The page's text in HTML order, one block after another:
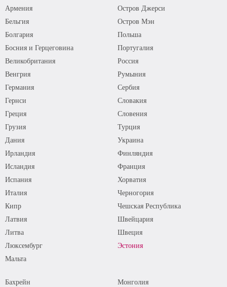
Армения
Бельгия
Болгария
Босния и Герцеговина
Великобритания
Венгрия
Германия
Гернси
Греция
Грузия
Дания
Ирландия
Исландия
Испания
Италия
Кипр
Латвия
Литва
Люксембург
Мальта
Остров Джерси
Остров Мэн
Польша
Португалия
Россия
Румыния
Сербия
Словакия
Словения
Турция
Украина
Финляндия
Франция
Хорватия
Черногория
Чешская Республика
Швейцария
Швеция
Эстония
Бахрейн
Монголия